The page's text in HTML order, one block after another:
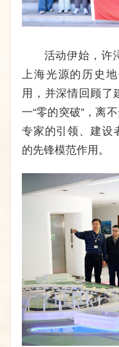
活动伊始，许
上海光源的历史
用，并深情回顾了
一“零的突破”，离
专家的引领、建设
的先锋模范作用。